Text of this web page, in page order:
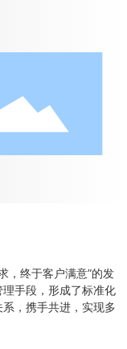
，终于客户满意”的发
手段，形成了标准化
，携手共进，实现多